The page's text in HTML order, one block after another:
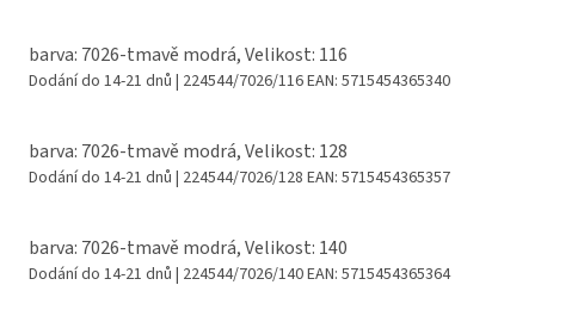
barva: 7026-tmavě modrá, Velikost: 116
Dodání do 14-21 dnů | 224544/7026/116EAN: 5715454365340
barva: 7026-tmavě modrá, Velikost: 128
Dodání do 14-21 dnů | 224544/7026/128 EAN: 5715454365357
barva: 7026-tmavě modrá, Velikost: 140
Dodání do 14-21 dnů | 224544/7026/140EAN: 5715454365364